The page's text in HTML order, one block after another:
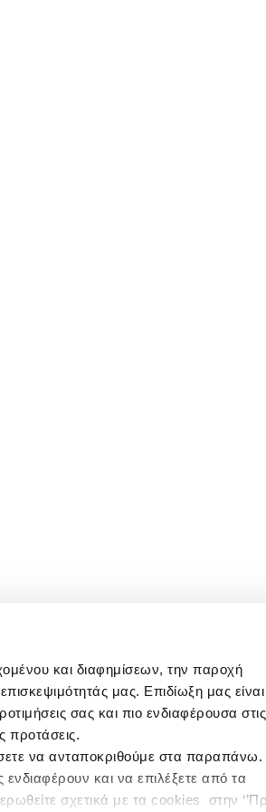
και διαφημίσεων, την παροχή
μας. Επιδίωξη μας
σας και πιο ενδιαφέρουσα στις
προτάσεις.
να ανταποκριθούμε στα παραπάνω.
και να επιλέξετε από τα
σχετικά με τα cookies στην